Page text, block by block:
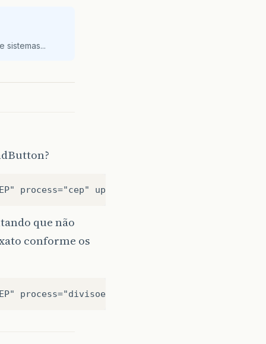
sistemas...
que não
conforme os